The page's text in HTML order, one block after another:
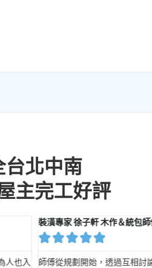
台北中南
主完工好評
人也入
裝潢專家 徐子軒 木作＆統包師
    
師傅從規劃開始，透過互相討